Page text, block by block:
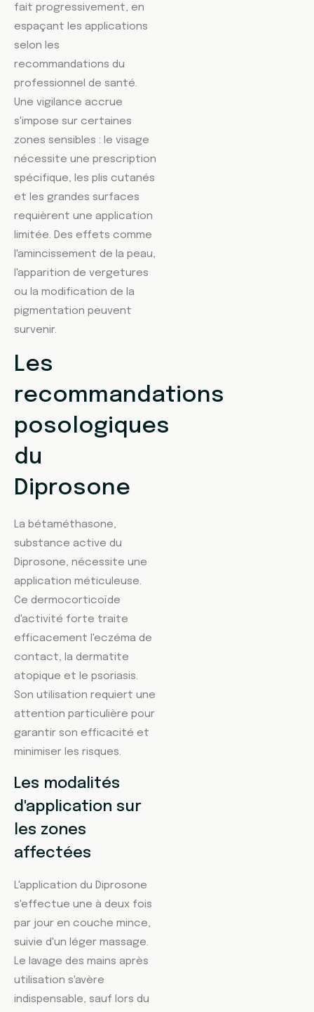
fait progressivement, en
espaçant les applications
selon les
recommandations du
professionnel de santé.
Une vigilance accrue
s'impose sur certaines
zones sensibles : le visage
nécessite une prescription
spécifique, les plis cutanés
et les grandes surfaces
requièrent une application
limitée. Des effets comme
l'amincissement de la peau,
l'apparition de vergetures
ou la modification de la
pigmentation peuvent
survenir.
Les
recommandations
posologiques
du
Diprosone
La bétaméthasone,
substance active du
Diprosone, nécessite une
application méticuleuse.
Ce dermocorticoïde
d'activité forte traite
efficacement l'eczéma de
contact, la dermatite
atopique et le psoriasis.
Son utilisation requiert une
attention particulière pour
garantir son efficacité et
minimiser les risques.
Les modalités
d'application sur
les zones
affectées
L'application du Diprosone
s'effectue une à deux fois
par jour en couche mince,
suivie d'un léger massage.
Le lavage des mains après
utilisation s'avère
indispensable, sauf lors du